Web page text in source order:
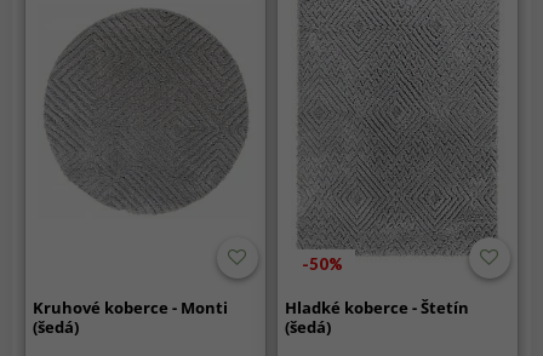
Kruhové koberce - Monti
(šedá)
-50%
Hladké koberce - Štetín
(šedá)